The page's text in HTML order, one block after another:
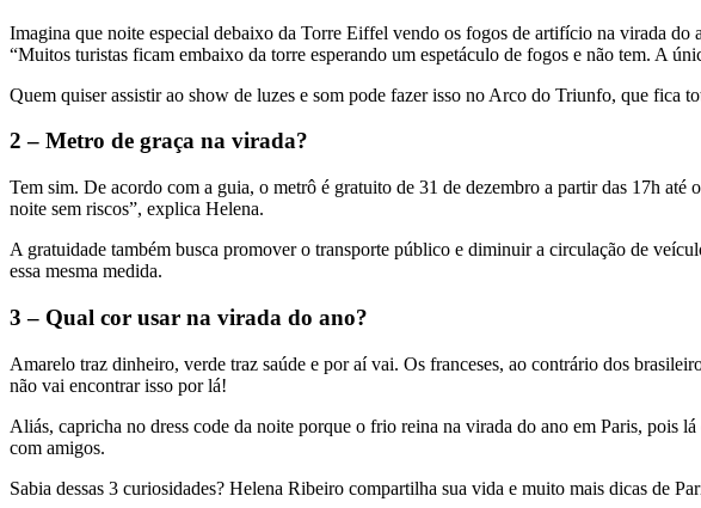
Imagina que noite especial debaixo da Torre Eiffel vendo os fogos de artifício na virada
“Muitos turistas ficam embaixo da torre esperando um espetáculo de fogos e não tem. A
Quem quiser assistir ao show de luzes e som pode fazer isso no Arco do Triunfo, que fica
2 – Metro de graça na virada?
Tem sim. De acordo com a guia, o metrô é gratuito de 31 de dezembro a partir das 17h
noite sem riscos”, explica Helena.
A gratuidade também busca promover o transporte público e diminuir a circulação de
essa mesma medida.
3 – Qual cor usar na virada do ano?
Amarelo traz dinheiro, verde traz saúde e por aí vai. Os franceses, ao contrário dos
não vai encontrar isso por lá!
Aliás, capricha no dress code da noite porque o frio reina na virada do ano em Paris, pois
com amigos.
Sabia dessas 3 curiosidades? Helena Ribeiro compartilha sua vida e muito mais dicas de